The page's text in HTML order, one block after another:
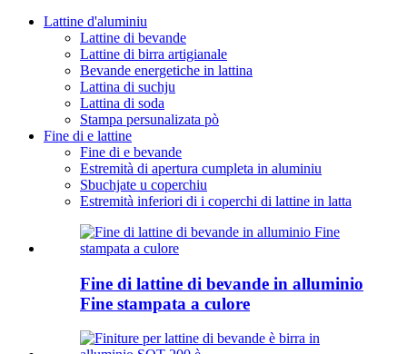
Lattine d'aluminiu
Lattine di bevande
Lattine di birra artigianale
Bevande energetiche in lattina
Lattina di suchju
Lattina di soda
Stampa persunalizata pò
Fine di e lattine
Fine di e bevande
Estremità di apertura cumpleta in aluminiu
Sbuchjate u coperchiu
Estremità inferiori di i coperchi di lattine in latta
Fine di lattine di bevande in alluminio
Fine stampata a culore